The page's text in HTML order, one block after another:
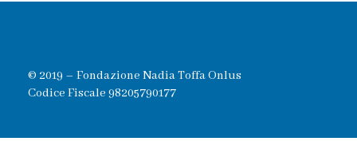
© 2019 – Fondazione Nadia Toffa Onlus
Codice Fiscale 98205790177